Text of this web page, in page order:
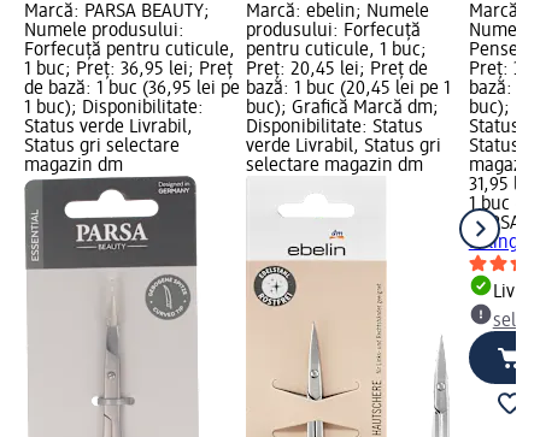
Marcă: PARSA BEAUTY;
Numele produsului:
Forfecuță pentru cuticule,
1 buc; Preț: 36,95 lei; Preț
de bază: 1 buc (36,95 lei pe
1 buc); Disponibilitate:
Status verde Livrabil,
Status gri selectare
magazin dm
Marcă: ebelin; Numele
produsului: Forfecuță
pentru cuticule, 1 buc;
Preț: 20,45 lei; Preț de
bază: 1 buc (20,45 lei pe 1
buc); Grafică Marcă dm;
Disponibilitate: Status
verde Livrabil, Status gri
selectare magazin dm
Marcă:
Numele
Pensetă
Preț:
bază: 1
buc);
Status
Status
31,95 lei
1 buc
PARSA